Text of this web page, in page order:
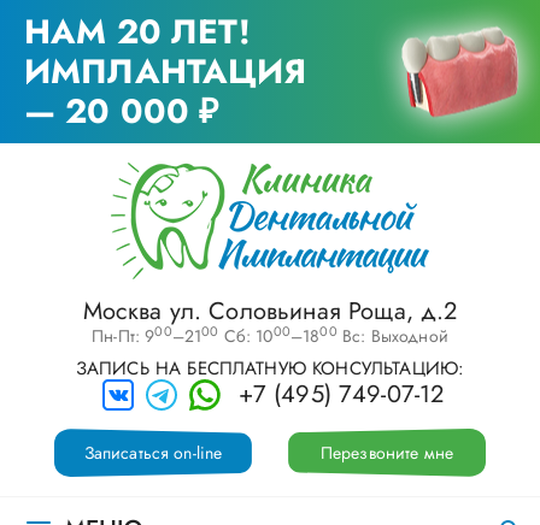
НАМ 20 ЛЕТ!
ИМПЛАНТАЦИЯ
— 20 000 ₽
Москва ул. Соловьиная Роща, д.2
Пн-Пт: 900–2100 Сб: 1000–1800 Вс: Выходной
ЗАПИСЬ НА БЕСПЛАТНУЮ КОНСУЛЬТАЦИЮ:
+7 (495) 749-07-12
Перезвоните мне
Записаться on-line